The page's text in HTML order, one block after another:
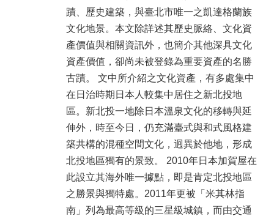
蹟、歷史建築，與臺北市唯一之凱達格蘭族
文化地景。本文除詳述其歷史脈絡、文化資
產價值與相關資訊外，也簡介其他深具文化
資產價值，卻尚未被登錄為重要資產的名勝
古蹟。 文中所介紹之文化資產，有多處集中
在日治時期日本人較集中居住之新北投地
區。新北投一地除日本溫泉文化的移轉與延
伸外，時至今日，仍充滿臺式與和式風格建
築共構的混種空間文化，迥異於他地，形成
北投地區獨有的景致。 2010年日本加賀屋在
此設立其海外唯一據點，即是肯定北投地區
之勝景與獨特處。2011年更被「米其林指
南」列為最高等級的三星級城鎮，而由交通